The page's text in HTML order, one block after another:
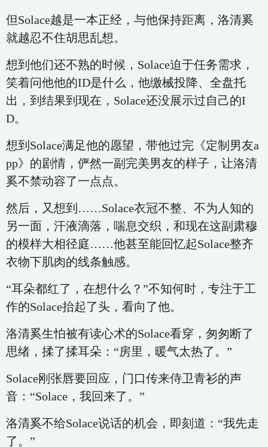
但Solace越是一本正经，与他保持距离，洛清奚
就越忍不住胡思乱想。
想到他们还不熟的时候，Solace迫于任务需求，
笑着问他他的ID是什么，他缴械投降、全盘托
出，到结果到现在，Solace还没展示过自己的I
D。
想到Solace满足他的愿望，带他过完《定制男友a
pp》的剧情，俨然一副完美男友的样子，让洛清
奚不禁动容了一点点。
然后，又想到……Solace衣冠不整、不为人知的
另一面，汗液滴落，喘息交织，和现在这副肃穆
的模样大相径庭……他甚至能回忆起Solace整齐
衣物下肌肉的线条触感。
“耳朵都红了，在想什么？”不知何时，专注于工
作的Solace抬起了头，看向了他。
洛清奚生怕被有读心术的Solace看穿，匆匆断了
思绪，揉了揉耳朵：“房里，暖气太热了。”
Solace刚张唇要回应，门口传来侍卫青衫的声
音：“Solace，我回来了。”
洛清奚不给Solace说话的机会，即刻道：“我先走
了。”